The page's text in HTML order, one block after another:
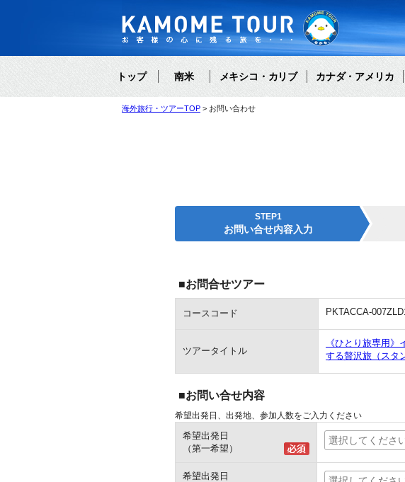
トップ 南米 メキシコ・カリブ カナダ・アメリカ
海外旅行・ツアーTOP お問い合わせ
STEP1
お問い合せ内容入力
■お問合せツアー
コースコード PKTACCA-
ツアータイトル
《ひとり旅専用
する贅沢旅（スタ
■お問い合せ内容
希望出発日、出発地、参加人数をご入力ください
希望出発日
（第一希望）
希望出発日